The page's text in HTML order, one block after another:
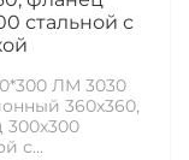
стальной с
ЛМ 3030
360х360,
300х300
с...